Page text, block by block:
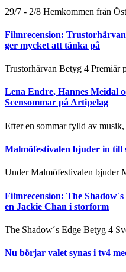
29/7 - 2/8 Hemkommen från
Filmrecension:
ger mycket att tänka på
Trustorhärvan Betyg 4
Lena Endre, Hannes Meidal
Scensommar på Artipelag
Efter en sommar fylld av
Malmöfestivalen bjuder in till
Under Malmöfestivalen bjuder
Filmrecension: The
en Jackie Chan i storform
The Shadow´s Edge Betyg 4
Nu börjar valet synas i tv4